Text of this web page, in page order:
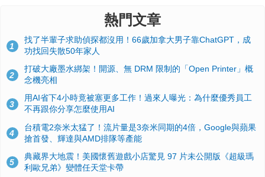
熱門文章
1
找了半輩子求助偵探都沒用！66歲加拿大男子靠ChatGPT，成
功找回失散50年家人
2
打破大廠墨水綁架！開源、無 DRM 限制的「Open Printer」概
念機亮相
3
用AI省下4小時竟被塞更多工作！過來人曝光：為什麼優秀員工
不再跟你分享怎麼使用AI
4
台積電2奈米太猛了！流片量是3奈米同期的4倍，Google與蘋果
搶首發、輝達與AMD排隊等產能
5
典藏界大地震！美國懷舊遊戲小店驚見 97 片未公開版《超級瑪
利歐兄弟》變體任天堂卡帶